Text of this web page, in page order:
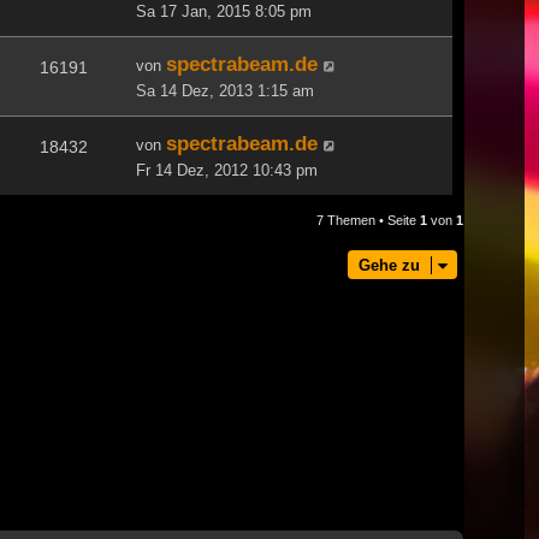
Sa 17 Jan, 2015 8:05 pm
16191 von spectrabeam.de
Sa 14 Dez, 2013 1:15 am
18432 von spectrabeam.de
Fr 14 Dez, 2012 10:43 pm
7 Themen • Seite 1 von 1
Gehe zu